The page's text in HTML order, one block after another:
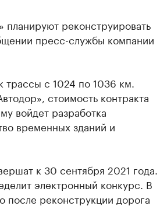
реконструировать
пресс-службы компании
трассы с 1024 по 1036 км.
стоимость контракта
войдет разработка
временных зданий и
к 30 сентября 2021 года.
электронный конкурс. В
после реконструкции дорога